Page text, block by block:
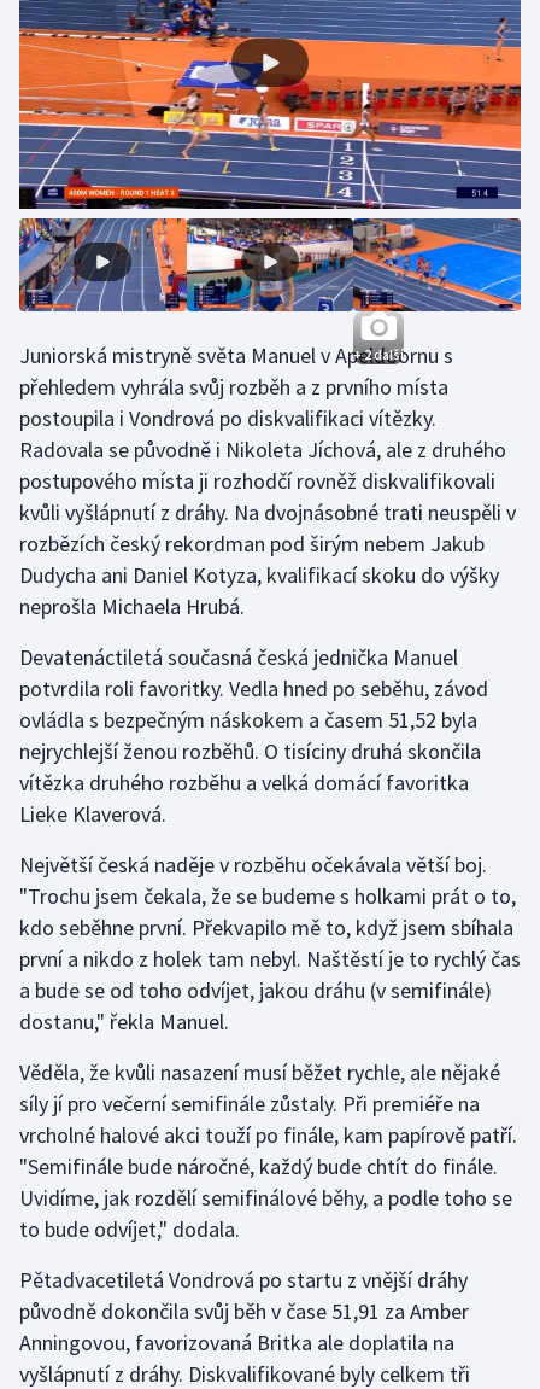
Jezdectví
Krasobruslení
Lezení
Lyže a snowboard
Moderní pětiboj
Motorsport
Olympijské hry
Parasport
Plavání
Plážový volejbal
Ragby
Rychlobruslení
Rychlostní kanoistika
Short track
Sportovní střelba
Stolní tenis
Triatlon
Vodní slalom
Volejbal
Ostatní
+ 2 další
Juniorská mistryně světa Manuel v Apeldoornu s
přehledem vyhrála svůj rozběh a z prvního místa
postoupila i Vondrová po diskvalifikaci vítězky.
Radovala se původně i Nikoleta Jíchová, ale z druhého
postupového místa ji rozhodčí rovněž diskvalifikovali
kvůli vyšlápnutí z dráhy. Na dvojnásobné trati neuspěli v
rozbězích český rekordman pod širým nebem Jakub
Dudycha ani Daniel Kotyza, kvalifikací skoku do výšky
neprošla Michaela Hrubá.
Devatenáctiletá současná česká jednička Manuel
potvrdila roli favoritky. Vedla hned po seběhu, závod
ovládla s bezpečným náskokem a časem 51,52 byla
nejrychlejší ženou rozběhů. O tisíciny druhá skončila
vítězka druhého rozběhu a velká domácí favoritka
Lieke Klaverová.
Největší česká naděje v rozběhu očekávala větší boj.
"Trochu jsem čekala, že se budeme s holkami prát o to,
kdo seběhne první. Překvapilo mě to, když jsem sbíhala
první a nikdo z holek tam nebyl. Naštěstí je to rychlý čas
a bude se od toho odvíjet, jakou dráhu (v semifinále)
dostanu," řekla Manuel.
Věděla, že kvůli nasazení musí běžet rychle, ale nějaké
síly jí pro večerní semifinále zůstaly. Při premiéře na
vrcholné halové akci touží po finále, kam papírově patří.
"Semifinále bude náročné, každý bude chtít do finále.
Uvidíme, jak rozdělí semifinálové běhy, a podle toho se
to bude odvíjet," dodala.
Pětadvacetiletá Vondrová po startu z vnější dráhy
původně dokončila svůj běh v čase 51,91 za Amber
Anningovou, favorizovaná Britka ale doplatila na
vyšlápnutí z dráhy. Diskvalifikované byly celkem tři